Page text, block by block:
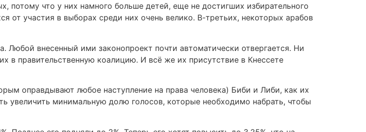
потому что у них намного больше детей, еще не достигших избирательного
от участия в выборах среди них очень велико. В-третьих, некоторых арабов
Любой внесенный ими законопроект почти автоматически отвергается. Ни
в правительственную коалицию. И всё же их присутствие в Кнессете
оправдывают любое наступление на права человека) Биби и Либи, как их
увеличить минимальную долю голосов, которые необходимо набрать, чтобы